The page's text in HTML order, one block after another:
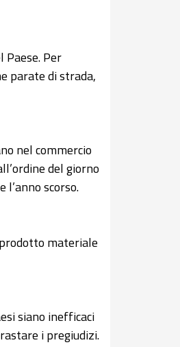
Per
parate di strada,
nel commercio
del giorno
scorso.
materiale
siano inefficaci
i pregiudizi.